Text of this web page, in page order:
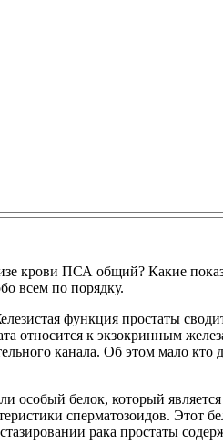
крови ПСА общий? Какие
всем по порядку.
функция простаты
к экзокринным
канала. Об этом мало
особый белок, который
сперматозоидов. Этот
рака простаты